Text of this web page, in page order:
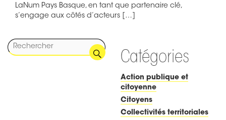
LaNum Pays Basque, en tant que partenaire clé,
s’engage aux côtés d’acteurs […]
Catégories
Action publique et
citoyenne
Citoyens
Collectivités territoriales